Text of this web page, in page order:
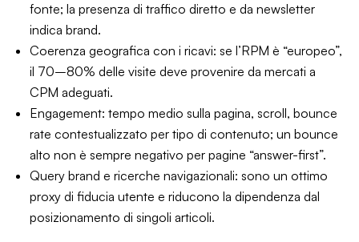
fonte; la presenza di traffico diretto e da newsletter
indica brand.
Coerenza geografica con i ricavi: se l’RPM è “europeo”,
il 70–80% delle visite deve provenire da mercati a
CPM adeguati.
Engagement: tempo medio sulla pagina, scroll, bounce
rate contestualizzato per tipo di contenuto; un bounce
alto non è sempre negativo per pagine “answer-first”.
Query brand e ricerche navigazionali: sono un ottimo
proxy di fiducia utente e riducono la dipendenza dal
posizionamento di singoli articoli.